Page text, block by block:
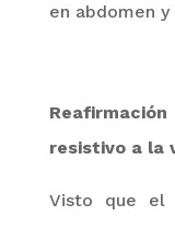
en abdomen
resistivo a la
Visto que el